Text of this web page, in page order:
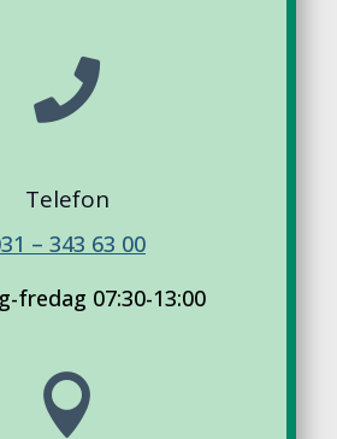

Telefon
– 343 63 00
fredag 07:30-13:00
